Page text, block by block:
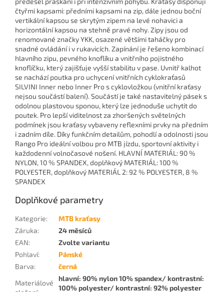
čtyřmi kapsami: předními kapsami na zip, dále jednou boční
vertikální kapsou se skrytým zipem na levé nohavici a
horizontální kapsou na stehně pravé nohy. Zipy jsou od
renomované značky YKK, osazené většími taháčky pro
snadné ovládání i v rukavicích. Zapínání je řešeno kombinací
hlavního zipu, pevného knoflíku a vnitřního pojistného
knoflíčku, který zajišťuje vyšší stabilitu v pase. Uvnitř kalhot
se nachází poutka pro uchycení vnitřních cyklokraťasů
SILVINI Inner nebo Inner Pro s cyklovložkou (vnitřní kraťasy
nejsou součástí balení). Součástí je také nastavitelný pásek s
odolnou plastovou sponou, který lze jednoduše uchytit do
poutek. Pro lepší viditelnost za zhoršených světelných
podmínek jsou kraťasy vybaveny reflexními prvky na předním
i zadním díle. Díky funkčním detailům, pohodlí a odolnosti jsou
Rango Pro ideální volbou pro MTB jízdu, sportovní aktivity i
každodenní volnočasové nošení. HLAVNÍ MATERIÁL: 90 %
NYLON, 10 % SPANDEX, doplňkový MATERIÁL: 100 %
POLYESTER, doplňkový MATERIÁL 2: 92 % POLYESTER, 8 %
SPANDEX
Doplňkové parametry
Kategorie:
MTB kraťasy
Záruka:
24 měsíců
EAN:
Zvolte variantu
Pohlaví:
Pánské
Barva:
černá
Materiálové
hlavní: 90% nylon 10% spandex/ kontrastní:
100% polyester/ kontrastní: 92% polyester